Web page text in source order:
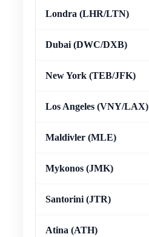
Londra (LHR/LTN)
Dubai (DWC/DXB)
New York (TEB/JFK)
Los Angeles (VNY/LAX)
Maldivler (MLE)
Mykonos (JMK)
Santorini (JTR)
Atina (ATH)